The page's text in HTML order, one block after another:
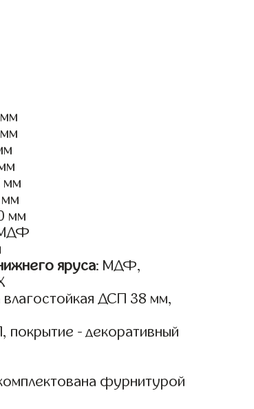
мм
мм
яруса: МДФ,
влагостойкая ДСП 38 мм,
покрытие - декоративный
фурнитурой